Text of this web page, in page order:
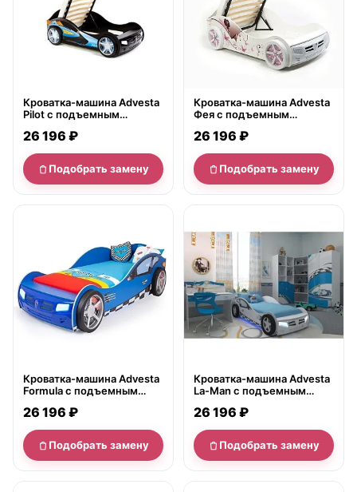
Кроватка-машина Advesta
Pilot с подъемным
26 196 ₽
Подобрать замену
Кроватка-машина Advesta
Фея с подъемным
26 196 ₽
Подобрать замену
Кроватка-машина Advesta
Formula с подъемным
26 196 ₽
Подобрать замену
Кроватка-машина Advesta
La-Man с подъемным
26 196 ₽
Подобрать замену